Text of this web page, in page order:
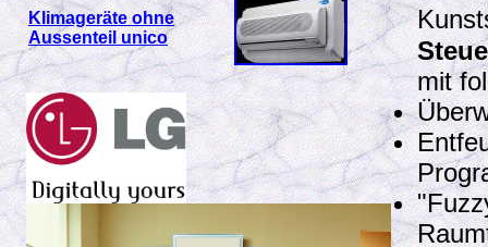
Klimageräte ohne
Aussenteil unico
mit